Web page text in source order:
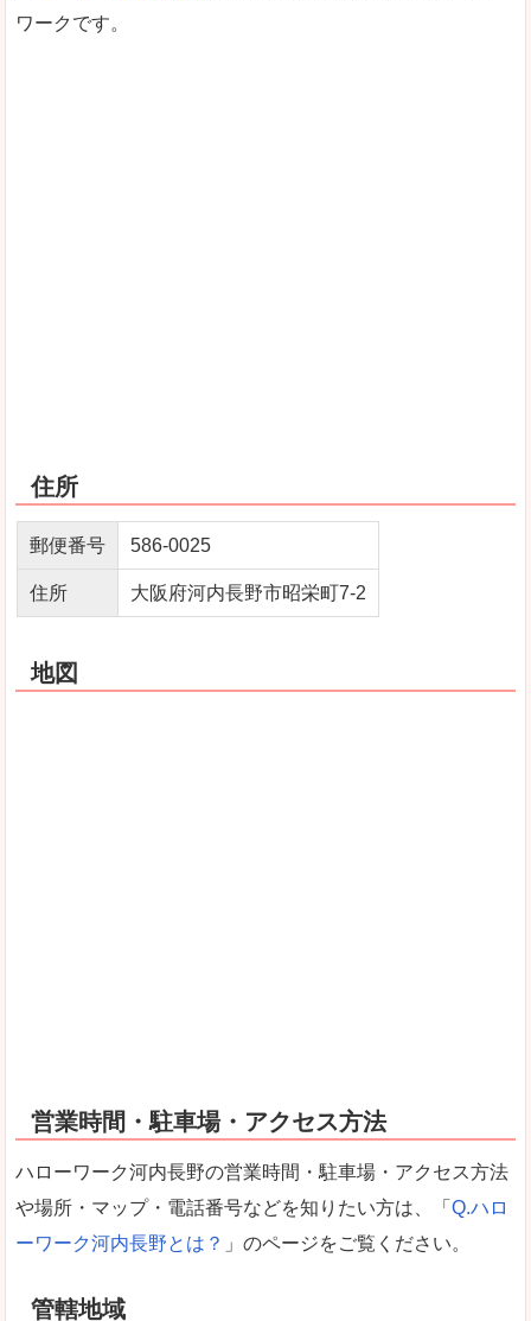
ワークです。
住所
郵便番号 586-0025
住所 大阪府河内長野市昭栄町7-2
地図
営業時間・駐車場・アクセス方法
ハローワーク河内長野の営業時間・駐車場・アクセス方法
や場所・マップ・電話番号などを知りたい方は、「 Q.ハロ
ーワーク河内長野とは？ 」のページをご覧ください。
管轄地域